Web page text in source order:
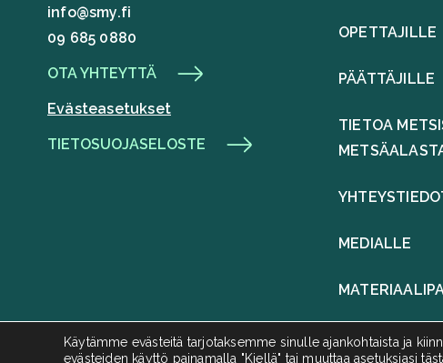
info@smy.fi
09 685 0880
OTA YHTEYTTÄ
Evästeasetukset
TIETOSUOJASELOSTE
OPETTAJILLE
PÄÄTTÄJILLE
TIETOA
MEDIALLE
Käytämme evästeitä tarjotaksemme sinulle ajankohtaista ja
evästeiden käyttö painamalla "Kiellä" tai muuttaa asetuksiasi